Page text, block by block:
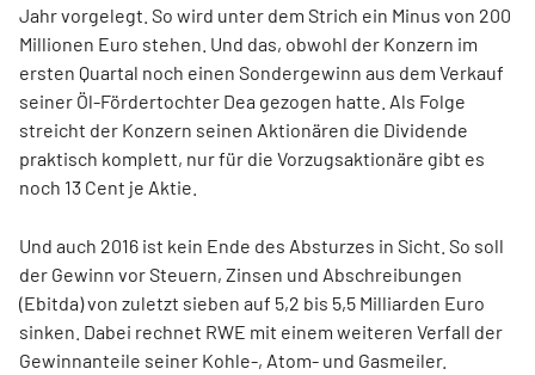
Jahr vorgelegt. So wird unter dem Strich ein Minus von 200
Millionen Euro stehen. Und das, obwohl der Konzern im
ersten Quartal noch einen Sondergewinn aus dem Verkauf
seiner Öl-Fördertochter Dea gezogen hatte. Als Folge
streicht der Konzern seinen Aktionären die Dividende
praktisch komplett, nur für die Vorzugsaktionäre gibt es
noch 13 Cent je Aktie.
Und auch 2016 ist kein Ende des Absturzes in Sicht. So soll
der Gewinn vor Steuern, Zinsen und Abschreibungen
(Ebitda) von zuletzt sieben auf 5,2 bis 5,5 Milliarden Euro
sinken. Dabei rechnet RWE mit einem weiteren Verfall der
Gewinnanteile seiner Kohle-, Atom- und Gasmeiler.